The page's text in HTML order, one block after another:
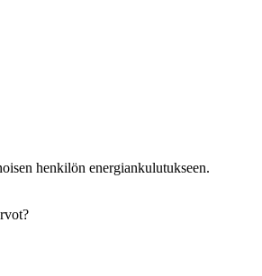
henkilön energiankulutukseen.